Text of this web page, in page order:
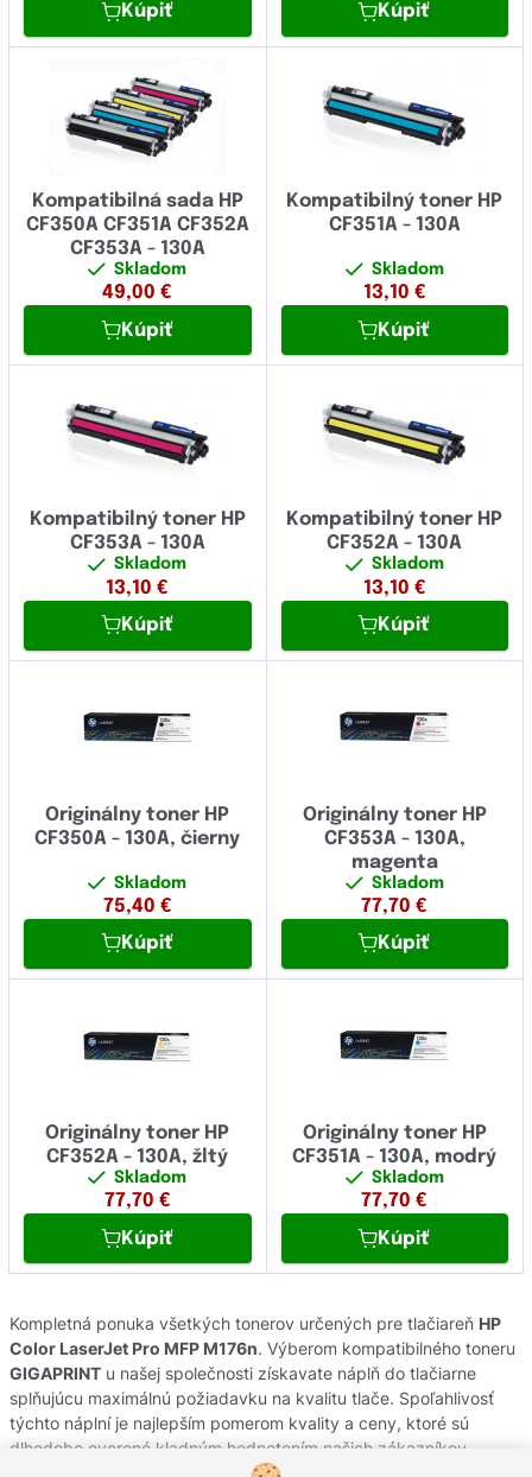
Kúpiť
Kúpiť
Kompatibilná sada HP
CF350A CF351A CF352A
CF353A - 130A
Skladom
49,00 €
Kúpiť
Kompatibilný toner HP
CF351A - 130A
Skladom
13,10 €
Kúpiť
Kompatibilný toner HP
CF353A - 130A
Skladom
13,10 €
Kúpiť
Kompatibilný toner HP
CF352A - 130A
Skladom
13,10 €
Kúpiť
Originálny toner HP
CF350A - 130A, čierny
Skladom
75,40 €
Kúpiť
Originálny toner HP
CF353A - 130A,
magenta
Skladom
77,70 €
Kúpiť
Originálny toner HP
CF352A - 130A, žltý
Skladom
77,70 €
Kúpiť
Originálny toner HP
CF351A - 130A, modrý
Skladom
77,70 €
Kúpiť
Kompletná ponuka všetkých tonerov určených pre tlačiareň HP
Color LaserJet Pro MFP M176n. Výberom kompatibilného toneru
GIGAPRINT u našej společnosti získavate náplň do tlačiarne
splňujúcu maximálnú požiadavku na kvalitu tlače. Spoľahlivosť
týchto náplní je najlepším pomerom kvality a ceny, ktoré sú
dlhodobo overené kladným hodnotením našich zákazníkov.
HPpochádzajú z oficiálnej